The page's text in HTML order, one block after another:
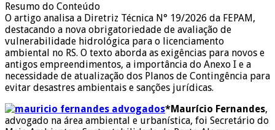
Resumo do Conteúdo
O artigo analisa a Diretriz Técnica N° 19/2026 da FEPAM,
destacando a nova obrigatoriedade de avaliação de
vulnerabilidade hidrológica para o licenciamento
ambiental no RS. O texto aborda as exigências para novos e
antigos empreendimentos, a importância do Anexo I e a
necessidade de atualização dos Planos de Contingência para
evitar desastres ambientais e sanções jurídicas.
*Maurício Fernandes,
advogado na área ambiental e urbanística, foi Secretário do